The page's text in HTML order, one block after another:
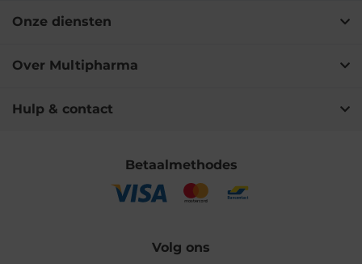
Onze diensten
Over Multipharma
Hulp & contact
Betaalmethodes
Volg ons